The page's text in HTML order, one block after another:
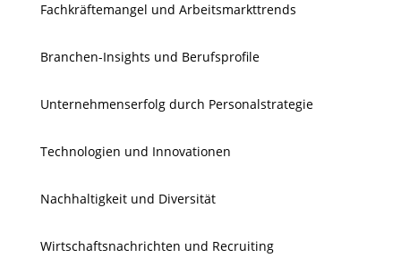
Fachkräftemangel und Arbeitsmarkttrends
Branchen-Insights und Berufsprofile
Unternehmenserfolg durch Personalstrategie
Technologien und Innovationen
Nachhaltigkeit und Diversität
Wirtschaftsnachrichten und Recruiting